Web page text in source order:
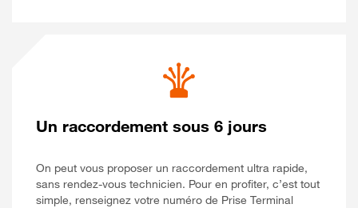
Un raccordement sous 6 jours
On peut vous proposer un raccordement ultra rapide,
sans rendez-vous technicien. Pour en profiter, c’est tout
simple, renseignez votre numéro de Prise Terminal